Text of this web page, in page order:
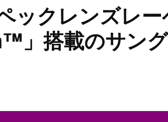
ックレンズレ
」搭載のサン